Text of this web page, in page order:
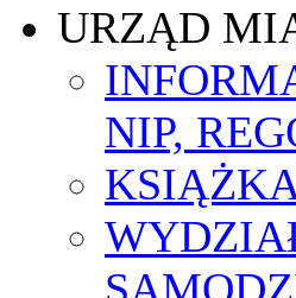
URZĄD
NIP,